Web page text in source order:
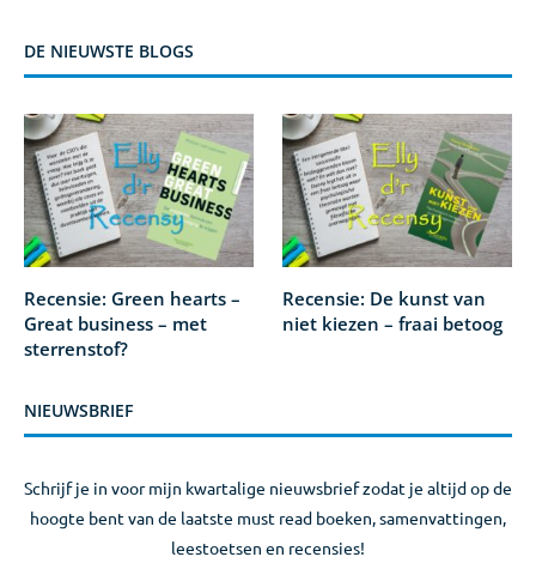
DE NIEUWSTE BLOGS
Recensie: Green hearts –
Great business – met
sterrenstof?
Recensie: De kunst van
niet kiezen – fraai betoog
NIEUWSBRIEF
Schrijf je in voor mijn kwartalige nieuwsbrief zodat je altijd op de
hoogte bent van de laatste must read boeken, samenvattingen,
leestoetsen en recensies!